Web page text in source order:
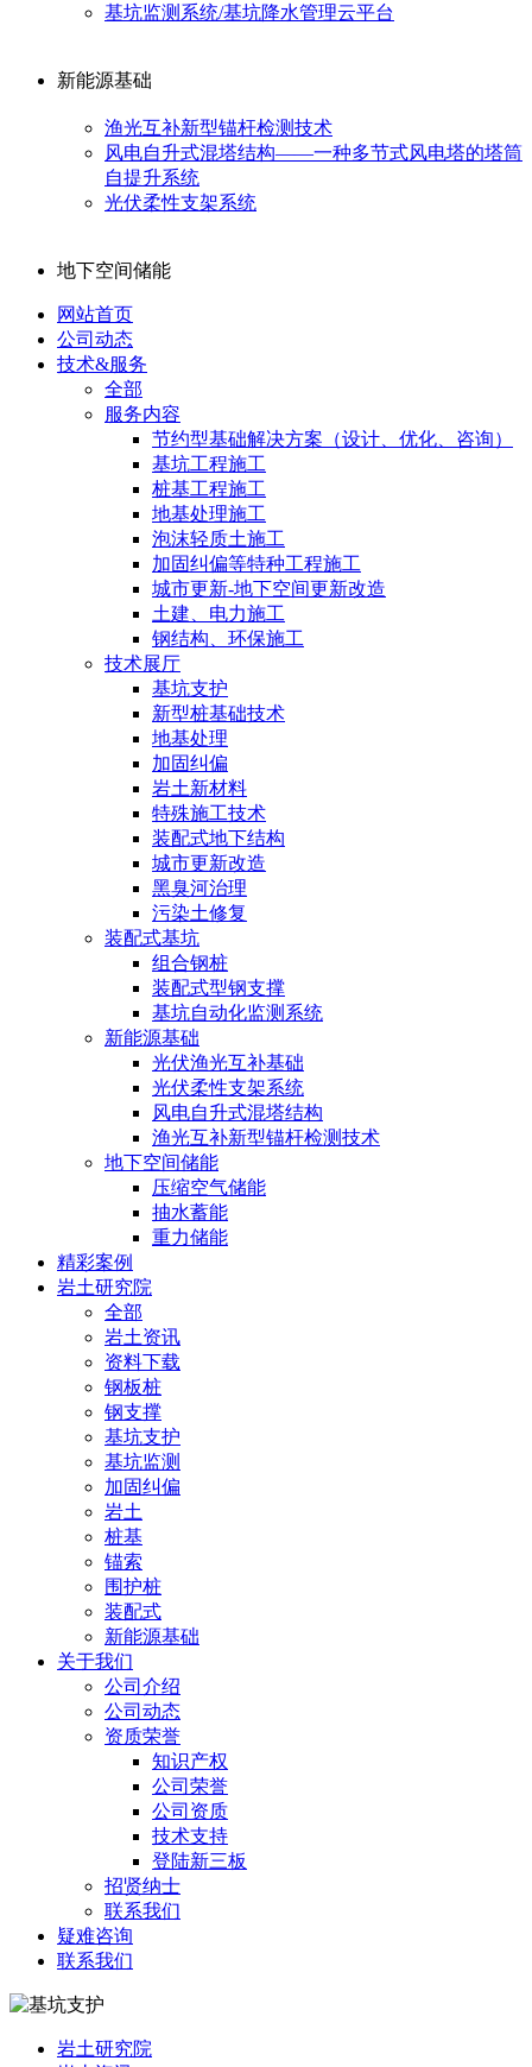
基坑监测系统/基坑降水管理云平台
新能源基础
渔光互补新型锚杆检测技术
风电自升式混塔结构——一种多节式风电塔的塔筒
自提升系统
光伏柔性支架系统
地下空间储能
网站首页
公司动态
技术&服务
全部
服务内容
节约型基础解决方案（设计、优化、咨询）
基坑工程施工
桩基工程施工
地基处理施工
泡沫轻质土施工
加固纠偏等特种工程施工
城市更新-地下空间更新改造
土建、电力施工
钢结构、环保施工
技术展厅
基坑支护
新型桩基础技术
地基处理
加固纠偏
岩土新材料
特殊施工技术
装配式地下结构
城市更新改造
黑臭河治理
污染土修复
装配式基坑
组合钢桩
装配式型钢支撑
基坑自动化监测系统
新能源基础
光伏渔光互补基础
光伏柔性支架系统
风电自升式混塔结构
渔光互补新型锚杆检测技术
地下空间储能
压缩空气储能
抽水蓄能
重力储能
精彩案例
岩土研究院
全部
岩土资讯
资料下载
钢板桩
钢支撑
基坑支护
基坑监测
加固纠偏
岩土
桩基
锚索
围护桩
装配式
新能源基础
关于我们
公司介绍
公司动态
资质荣誉
知识产权
公司荣誉
公司资质
技术支持
登陆新三板
招贤纳士
联系我们
疑难咨询
联系我们
岩土研究院